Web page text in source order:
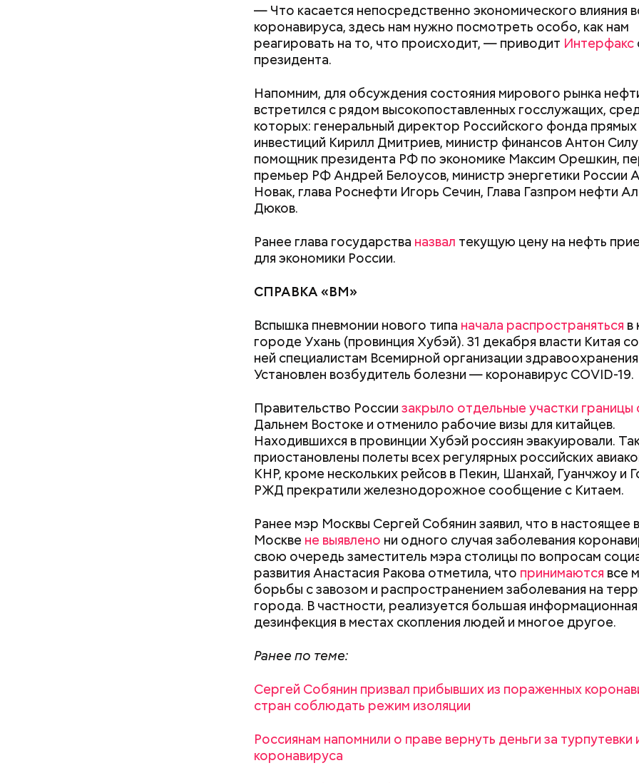
— Что касается непосредственно экономического влияния
коронавируса, здесь нам нужно посмотреть особо, как нам
реагировать на то, что происходит, — приводит Интерфакс
президента.
Напомним, для обсуждения состояния мирового рынка
встретился с рядом высокопоставленных госслужащих,
которых: генеральный директор Российского фонда прямых
инвестиций Кирилл Дмитриев, министр финансов Антон
помощник президента РФ по экономике Максим Орешкин,
премьер РФ Андрей Белоусов, министр энергетики России
Новак, глава Роснефти Игорь Сечин, Глава Газпром нефти
Дюков.
Ранее глава государства назвал текущую цену на нефть
для экономики России.
СПРАВКА «ВМ»
Вспышка пневмонии нового типа начала распространяться в
городе Ухань (провинция Хубэй). 31 декабря власти Китая
ней специалистам Всемирной организации
Установлен возбудитель болезни — коронавирус COVID-19.
Правительство России закрыло отдельные участки границы
Дальнем Востоке и отменило рабочие визы для китайцев.
Находившихся в провинции Хубэй россиян эвакуировали.
приостановлены полеты всех регулярных российских
КНР, кроме нескольких рейсов в Пекин, Шанхай, Гуанчжоу и
РЖД прекратили железнодорожное сообщение с Китаем.
Ранее мэр Москвы Сергей Собянин заявил, что в настоящее
Москве не выявлено ни одного случая заболевания
свою очередь заместитель мэра столицы по вопросам
развития Анастасия Ракова отметила, что принимаются все
борьбы с завозом и распространением заболевания на
города. В частности, реализуется большая
дезинфекция в местах скопления людей и многое другое.
Ранее по теме:
Сергей Собянин призвал прибывших из пораженных
стран соблюдать режим изоляции
Россиянам напомнили о праве вернуть деньги за турпутевки
коронавируса
Первая де-факто Конституция России появилась в 1906 году
манифесту императора Николая II. Этому предшествовал
Реформы Сперанского могли превратить Россию в страну
конституционной монархии, но из всего предложенного
одобрил учреждение Госсовета. Более того, из-за
либерализацией власти император лишил графа всех постов
году отправил его в ссылку в Нижний Новгород, обвинив в
пользу Наполеона. Спустя семь лет Сперанского
сделав членом им же созданного Госсовета. После того как
престол взошел Николай I, опытному юристу Сперанскому
упорядочить законодательство без изменения его
происходило с Соборного уложения 1649 года.
Итогом работы чиновника стало издание «Полного
Российской империи» и «Свода законов Российской
Первозванного.
заместителя председателя Совета безопасности РФ, где
заняться темами обороноспособности и безопасности
соответствии с указом президента.
Кроме того, Путинвнес кандидатуруглавы Федеральной
службы (ФНС) России Михаила Мишустина на должность
министра РФ. Вскоре она была одобрена депутатами
Владимир Путинподписал указо назначении Мишустина.
Период повышенного риска:
что принесет коридор
делать с 12 по 28 августа
Салат, спагетти
Как поменять батареи дома и
не получить штраф
Как получить до
претендовать и